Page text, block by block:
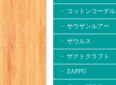
・ コットンコーデル
・ サウザンルアー
・ ザウルス
・ ザクトクラフト
・ ZAPPU